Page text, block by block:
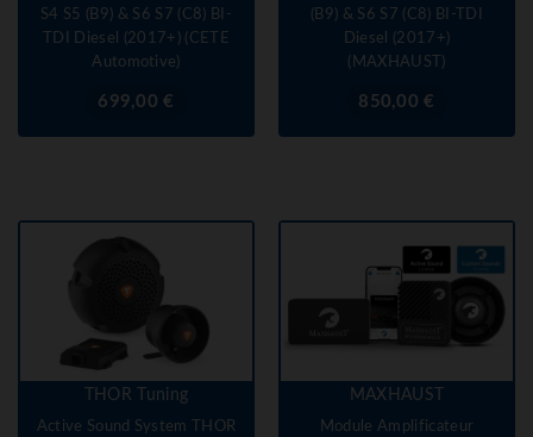
S4 S5 (B9) & S6 S7 (C8) BI-
TDI Diesel (2017+) (CETE
Automotive)
Prix
699,00 €
(B9) & S6 S7 (C8) BI-TDI
Diesel (2017+)
(MAXHAUST)
Prix
850,00 €
THOR Tuning
Active Sound System THOR
MAXHAUST
Module Amplificateur